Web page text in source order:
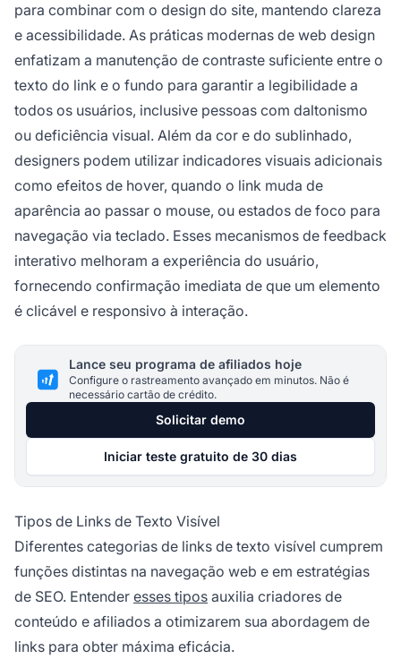
para combinar com o design do site, mantendo clareza
e acessibilidade. As práticas modernas de web design
enfatizam a manutenção de contraste suficiente entre o
texto do link e o fundo para garantir a legibilidade a
todos os usuários, inclusive pessoas com daltonismo
ou deficiência visual. Além da cor e do sublinhado,
designers podem utilizar indicadores visuais adicionais
como efeitos de hover, quando o link muda de
aparência ao passar o mouse, ou estados de foco para
navegação via teclado. Esses mecanismos de feedback
interativo melhoram a experiência do usuário,
fornecendo confirmação imediata de que um elemento
é clicável e responsivo à interação.
Lance seu programa de afiliados hoje
Configure o rastreamento avançado em minutos. Não é
necessário cartão de crédito.
Solicitar demo
Iniciar teste gratuito de 30 dias
Tipos de Links de Texto Visível
Diferentes categorias de links de texto visível cumprem
funções distintas na navegação web e em estratégias
de SEO. Entender esses tipos auxilia criadores de
conteúdo e afiliados a otimizarem sua abordagem de
links para obter máxima eficácia.